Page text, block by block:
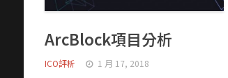
ArcBlock項目分析
ICO評析 1 月 17, 2018